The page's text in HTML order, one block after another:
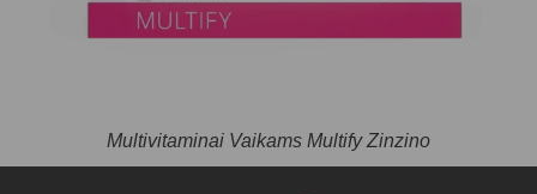
Multivitaminai Vaikams Multify Zinzino